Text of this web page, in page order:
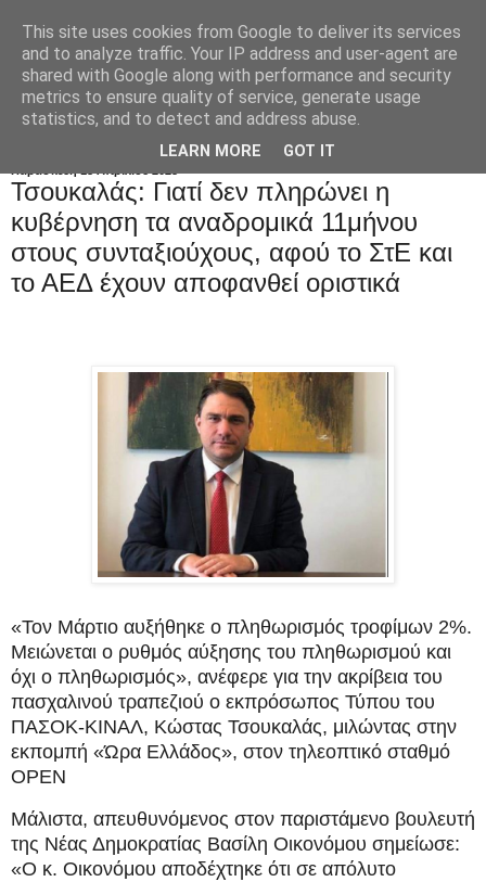
Τσουκαλάς: Γιατί δεν πληρώνει η
κυβέρνηση τα αναδρομικά 11μήνου
στους συνταξιούχους, αφού το ΣτΕ και
το ΑΕΔ έχουν αποφανθεί οριστικά
«Τον Μάρτιο αυξήθηκε ο πληθωρισμός τροφίμων 2%.
Μειώνεται ο ρυθμός αύξησης του πληθωρισμού και
όχι ο πληθωρισμός», ανέφερε για την ακρίβεια του
πασχαλινού τραπεζιού ο εκπρόσωπος Τύπου του
ΠΑΣΟΚ-ΚΙΝΑΛ, Κώστας Τσουκαλάς, μιλώντας στην
εκπομπή «Ώρα Ελλάδος», στον τηλεοπτικό σταθμό
ΟΡΕΝ
Μάλιστα, απευθυνόμενος στον παριστάμενο βουλευτή
της Νέας Δημοκρατίας Βασίλη Οικονόμου σημείωσε:
«Ο κ. Οικονόμου αποδέχτηκε ότι σε απόλυτο
This site uses cookies from Google to deliver its services
and to analyze traffic. Your IP address and user-agent are
shared with Google along with performance and security
metrics to ensure quality of service, generate usage
statistics, and to detect and address abuse.
LEARN MORE GOT IT